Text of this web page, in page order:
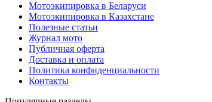
Мотоэкипировка в Беларуси
Мотоэкипировка в Казахстане
Полезные статьи
Журнал мото
Публичная оферта
Доставка и оплата
Политика конфиденциальности
Контакты